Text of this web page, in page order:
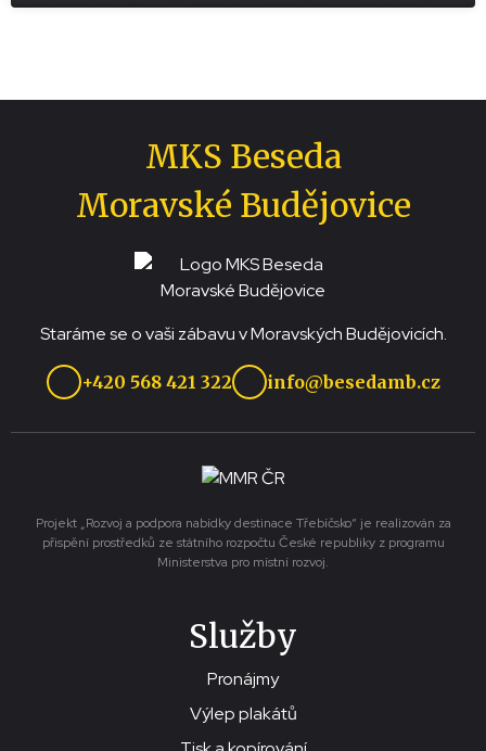
MKS Beseda
Moravské Budějovice
Staráme se o vaši zábavu v Moravských Budějovicích.
+420 568 421 322 info@besedamb.cz
Projekt „Rozvoj a podpora nabídky destinace Třebíčsko“ je realizován za
přispění prostředků ze státního rozpočtu České republiky z programu
Ministerstva pro místní rozvoj.
Služby
Pronájmy
Výlep plakátů